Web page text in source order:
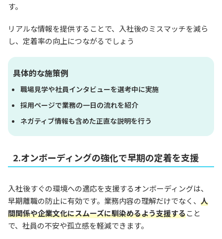
す。
リアルな情報を提供することで、入社後のミスマッチを減ら
し、定着率の向上につながるでしょう
具体的な施策例
職場見学や社員インタビューを選考中に実施
採用ページで業務の一日の流れを紹介
ネガティブ情報も含めた正直な説明を行う
2.オンボーディングの強化で早期の定着を支援
入社後すぐの環境への適応を支援するオンボーディングは、
早期離職の防止に有効です。業務内容の理解だけでなく、 人
間関係や企業文化にスムーズに馴染めるよう支援すること
で、社員の不安や孤立感を軽減できます。